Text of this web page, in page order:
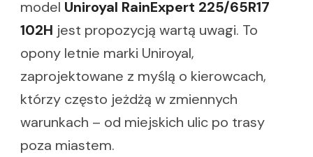
model Uniroyal RainExpert 225/65R17
102H jest propozycją wartą uwagi. To
opony letnie marki Uniroyal,
zaprojektowane z myślą o kierowcach,
którzy często jeżdżą w zmiennych
warunkach – od miejskich ulic po trasy
poza miastem.